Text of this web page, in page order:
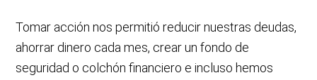
Tomar acción nos permitió reducir nuestras deudas,
ahorrar dinero cada mes, crear un fondo de
seguridad o colchón financiero e incluso hemos